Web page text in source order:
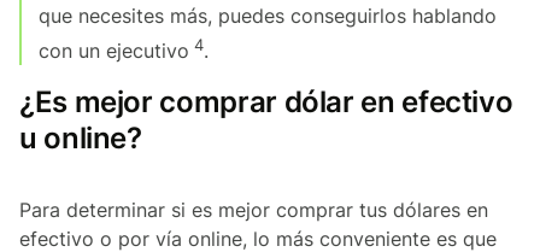
que necesites más, puedes conseguirlos hablando
con un ejecutivo 4.
¿Es mejor comprar dólar en efectivo
u online?
Para determinar si es mejor comprar tus dólares en
efectivo o por vía online, lo más conveniente es que